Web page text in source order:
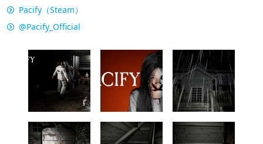
Pacify（Steam）
@Pacify_Official